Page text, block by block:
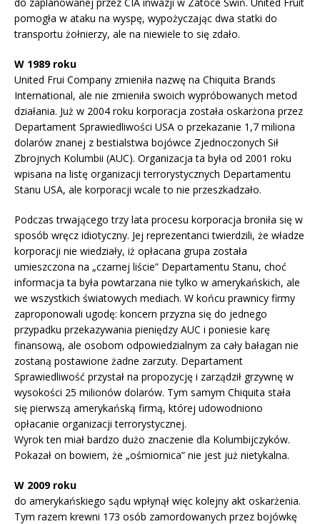
pomogła w ataku na wyspę, wypożyczając dwa statki do
transportu żołnierzy, ale na niewiele to się zdało.
W 1989 roku
United Frui Company zmieniła nazwę na Chiquita Brands
International, ale nie zmieniła swoich wypróbowanych metod
działania. Już w 2004 roku korporacja została oskarżona przez
Departament Sprawiedliwości USA o przekazanie 1,7 miliona
dolarów znanej z bestialstwa bojówce Zjednoczonych Sił
Zbrojnych Kolumbii (AUC). Organizacja ta była od 2001 roku
wpisana na listę organizacji terrorystycznych Departamentu
Stanu USA, ale korporacji wcale to nie przeszkadzało.
Podczas trwającego trzy lata procesu korporacja broniła się w
sposób wręcz idiotyczny. Jej reprezentanci twierdzili, że władze
korporacji nie wiedziały, iż opłacana grupa została
umieszczona na „czarnej liście” Departamentu Stanu, choć
informacja ta była powtarzana nie tylko w amerykańskich, ale
we wszystkich światowych mediach. W końcu prawnicy firmy
zaproponowali ugodę: koncern przyzna się do jednego
przypadku przekazywania pieniędzy AUC i poniesie karę
finansową, ale osobom odpowiedzialnym za cały bałagan nie
zostaną postawione żadne zarzuty. Departament
Sprawiedliwość przystał na propozycję i zarządził grzywnę w
wysokości 25 milionów dolarów. Tym samym Chiquita stała
się pierwszą amerykańską firmą, której udowodniono
opłacanie organizacji terrorystycznej.
Wyrok ten miał bardzo dużo znaczenie dla Kolumbijczyków.
Pokazał on bowiem, że „ośmiornica” nie jest już nietykalna.
W 2009 roku
do amerykańskiego sądu wpłynął więc kolejny akt oskarżenia.
Tym razem krewni 173 osób zamordowanych przez bojówkę